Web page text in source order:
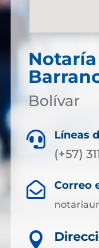
Bolívar
 Líneas
(+57)
 Correo
